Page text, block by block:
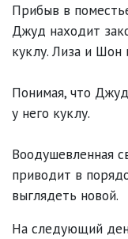
Прибыв в
Джуд находит
куклу. Лиза и Шон
Понимая, что
у него куклу.
Воодушевленная
приводит в
выглядеть новой.
На следующий